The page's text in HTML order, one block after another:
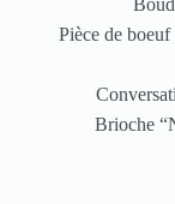
Pièce de
Brioche